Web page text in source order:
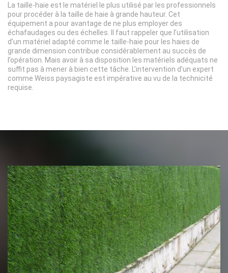
La taille-haie est le matériel le plus utilisé par les professionnels
pour procéder à la taille de haie à grande hauteur. Cet
équipement a pour avantage de ne plus employer des
échafaudages ou des échelles. Il faut rappeler que l’utilisation
d’un matériel adapté comme le taille-haie pour les haies de
grande dimension contribue considérablement au succès de
l’opération. Mais avoir à sa disposition les matériels adéquats ne
suffit pas à mener à bien cette tâche. L’intervention d’un expert
comme Weiss paysagiste est impérative au vu de la technicité
requise.